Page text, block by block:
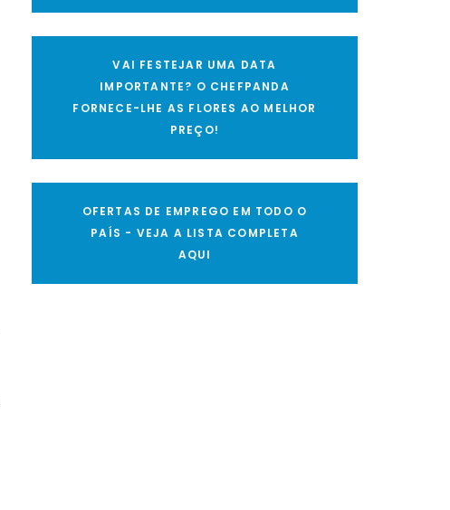
VAI FESTEJAR UMA DATA
IMPORTANTE? O CHEFPANDA
FORNECE-LHE AS FLORES AO MELHOR
PREÇO!
OFERTAS DE EMPREGO EM TODO O
PAÍS - VEJA A LISTA COMPLETA
AQUI